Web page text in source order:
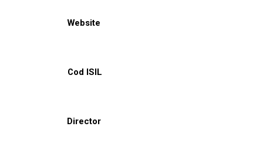
Website
Cod ISIL
Director